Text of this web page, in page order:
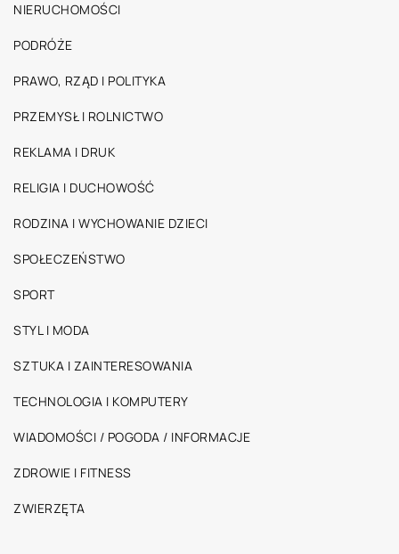
NIERUCHOMOŚCI
PODRÓŻE
PRAWO, RZĄD I POLITYKA
PRZEMYSŁ I ROLNICTWO
REKLAMA I DRUK
RELIGIA I DUCHOWOŚĆ
RODZINA I WYCHOWANIE DZIECI
SPOŁECZEŃSTWO
SPORT
STYL I MODA
SZTUKA I ZAINTERESOWANIA
TECHNOLOGIA I KOMPUTERY
WIADOMOŚCI / POGODA / INFORMACJE
ZDROWIE I FITNESS
ZWIERZĘTA